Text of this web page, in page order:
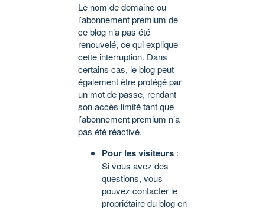
Le nom de domaine ou
l’abonnement premium de
ce blog n’a pas été
renouvelé, ce qui explique
cette interruption. Dans
certains cas, le blog peut
également être protégé par
un mot de passe, rendant
son accès limité tant que
l’abonnement premium n’a
pas été réactivé.
Pour les visiteurs :
Si vous avez des
questions, vous
pouvez contacter le
propriétaire du blog en